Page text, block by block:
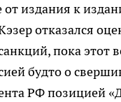
от издания к
отказался
пока
будто о
РФ позицией